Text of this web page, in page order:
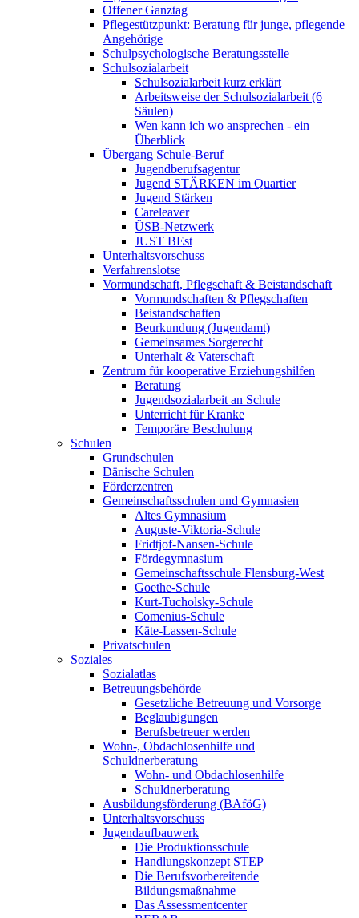
Offener Ganztag
Pflegestützpunkt: Beratung für junge, pflegende
Angehörige
Schulpsychologische Beratungsstelle
Schulsozialarbeit
Schulsozialarbeit kurz erklärt
Arbeitsweise der Schulsozialarbeit (6
Säulen)
Wen kann ich wo ansprechen - ein
Überblick
Übergang Schule-Beruf
Jugendberufsagentur
Jugend STÄRKEN im Quartier
Jugend Stärken
Careleaver
ÜSB-Netzwerk
JUST BEst
Unterhaltsvorschuss
Verfahrenslotse
Vormundschaft, Pflegschaft & Beistandschaft
Vormundschaften & Pflegschaften
Beistandschaften
Beurkundung (Jugendamt)
Gemeinsames Sorgerecht
Unterhalt & Vaterschaft
Zentrum für kooperative Erziehungshilfen
Beratung
Jugendsozialarbeit an Schule
Unterricht für Kranke
Temporäre Beschulung
Schulen
Grundschulen
Dänische Schulen
Förderzentren
Gemeinschaftsschulen und Gymnasien
Altes Gymnasium
Auguste-Viktoria-Schule
Fridtjof-Nansen-Schule
Fördegymnasium
Gemeinschaftsschule Flensburg-West
Goethe-Schule
Kurt-Tucholsky-Schule
Comenius-Schule
Käte-Lassen-Schule
Privatschulen
Soziales
Sozialatlas
Betreuungsbehörde
Gesetzliche Betreuung und Vorsorge
Beglaubigungen
Berufsbetreuer werden
Wohn-, Obdachlosenhilfe und
Schuldnerberatung
Wohn- und Obdachlosenhilfe
Schuldnerberatung
Ausbildungsförderung (BAföG)
Unterhaltsvorschuss
Jugendaufbauwerk
Die Produktionsschule
Handlungskonzept STEP
Die Berufsvorbereitende
Bildungsmaßnahme
Das Assessmentcenter